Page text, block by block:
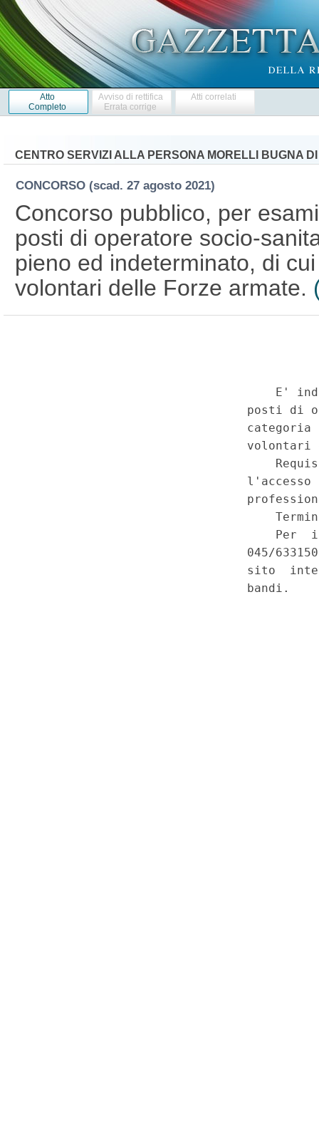
Atto
Completo
Avviso di rettifica
Errata corrige
Atti correlati
CENTRO SERVIZI ALLA PERSONA MORELLI BUGNA
CONCORSO (scad. 27 agosto 2021)
Concorso pubblico, per
posti di operatore socio-
pieno ed indeterminato, di
volontari delle Forze armate.